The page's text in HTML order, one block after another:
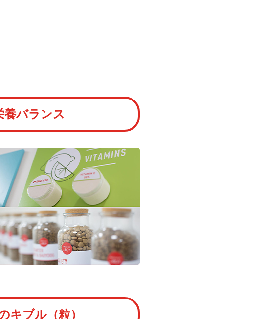
養バランス
キブル（粒）